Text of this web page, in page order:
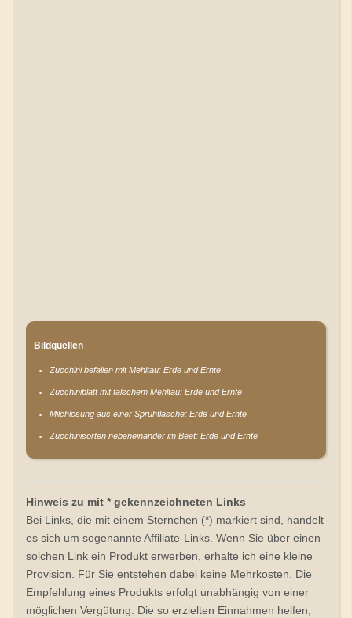
Bildquellen
Zucchini befallen mit Mehltau: Erde und Ernte
Zucchiniblatt mit falschem Mehltau: Erde und Ernte
Milchlösung aus einer Sprühflasche: Erde und Ernte
Zucchinisorten nebeneinander im Beet: Erde und Ernte
Hinweis zu mit * gekennzeichneten Links
Bei Links, die mit einem Sternchen (*) markiert sind, handelt
es sich um sogenannte Affiliate-Links. Wenn Sie über einen
solchen Link ein Produkt erwerben, erhalte ich eine kleine
Provision. Für Sie entstehen dabei keine Mehrkosten. Die
Empfehlung eines Produkts erfolgt unabhängig von einer
möglichen Vergütung. Die so erzielten Einnahmen helfen,